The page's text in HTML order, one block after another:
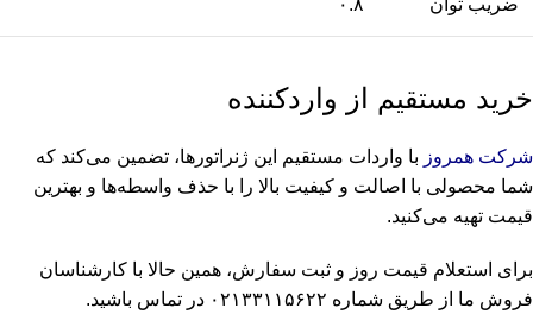
خرید مستقیم از واردکننده
شرکت همروز با واردات مستقیم این ژنراتورها، تضمین می‌کند که
شما محصولی با اصالت و کیفیت بالا را با حذف واسطه‌ها و بهترین
قیمت تهیه می‌کنید.
برای استعلام قیمت روز و ثبت سفارش، همین حالا با کارشناسان
فروش ما از طریق شماره ۰۲۱۳۳۱۱۵۶۲۲ در تماس باشید.